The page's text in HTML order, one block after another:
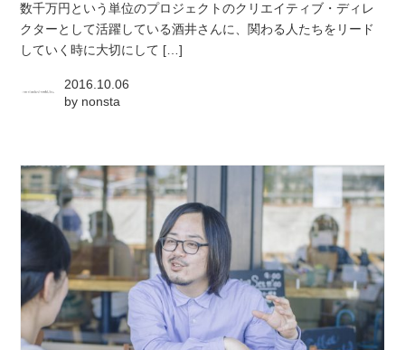
数千万円という単位のプロジェクトのクリエイティブ・ディレ
クターとして活躍している酒井さんに、関わる人たちをリード
していく時に大切にして […]
2016.10.06
by nonsta